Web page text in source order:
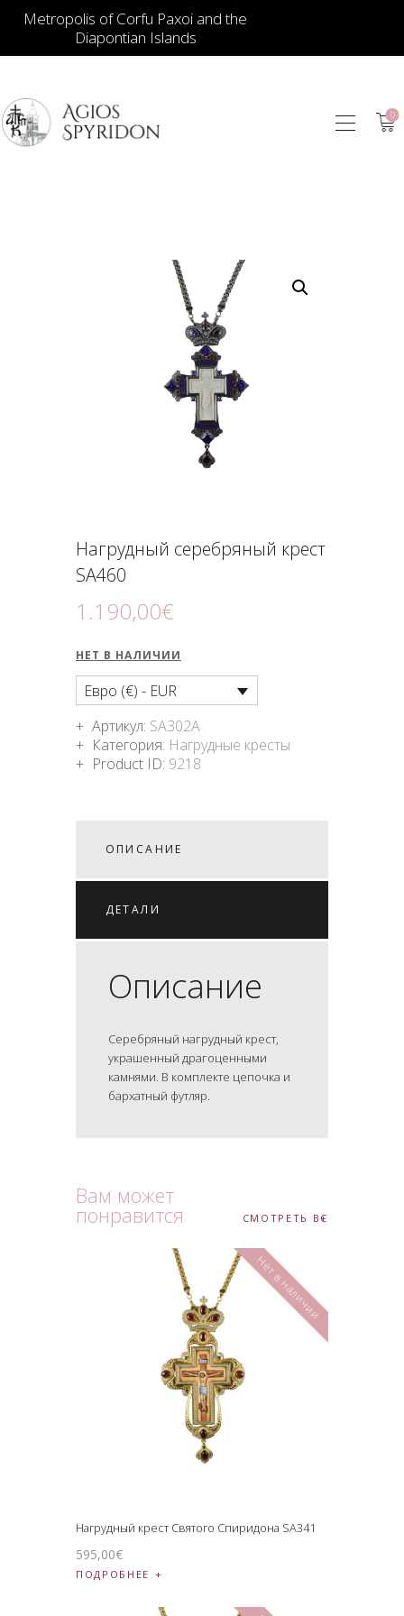
Metropolis of Corfu Paxoi and the
Diapontian Islands
0
ДЛЯ ЦЕРКВИ
ИЕРАТИЧЕСКИЕ
ПРЕДМЕТЫ
СУВЕНИРЫ ДЛЯ
ПОДНОШЕНИЯ
Нагрудный серебряный крест
SA460
1.190,00€
НЕТ В НАЛИЧИИ
Евро (€) - EUR
Артикул: SA302A
Категория: Нагрудные кресты
Product ID: 9218
ОПИСАНИЕ
ДЕТАЛИ
Описание
Серебряный нагрудный крест,
украшенный драгоценными
камнями. В комплекте цепочка и
бархатный футляр.
Вам может
понравится СМОТРЕТЬ ВСЕ
Нет в наличии
Нагрудный крест Святого Спиридона SA341
595,00€
ПОДРОБНЕЕ